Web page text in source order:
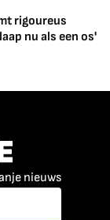
rigoureus
nu als een os'
nieuws